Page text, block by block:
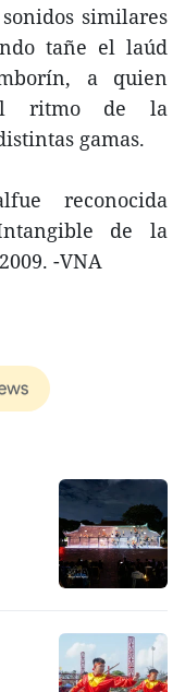
similares
tañe el laúd
a quien
el ritmo de la
gamas.
reconocida
de la
-VNA